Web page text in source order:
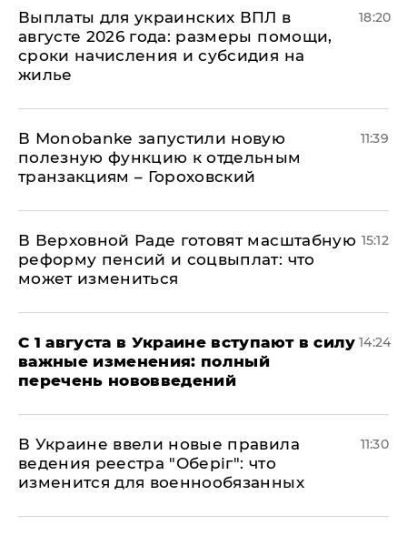
Выплаты для украинских ВПЛ в
августе 2026 года: размеры помощи,
сроки начисления и субсидия на
жилье
18:20
В Мonobankе запустили новую
полезную функцию к отдельным
транзакциям – Гороховский
11:39
В Верховной Раде готовят масштабную
реформу пенсий и соцвыплат: что
может измениться
15:12
С 1 августа в Украине вступают в силу
важные изменения: полный
перечень нововведений
14:24
В Украине ввели новые правила
ведения реестра "Оберіг": что
изменится для военнообязанных
11:30